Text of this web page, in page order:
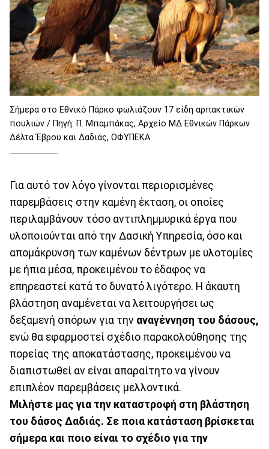
Σήμερα στο Εθνικό Πάρκο φωλιάζουν 17 είδη αρπακτικών
πουλιών / Πηγή: Π. Μπαμπάκας, Αρχείο ΜΔ Εθνικών Πάρκων
Δέλτα Έβρου και Δαδιάς, ΟΦΥΠΕΚΑ
Για αυτό τον λόγο γίνονται περιορισμένες
παρεμβάσεις στην καμένη έκταση, οι οποίες
περιλαμβάνουν τόσο αντιπλημμυρικά έργα που
υλοποιούνται από την Δασική Υπηρεσία, όσο και
απομάκρυνση των καμένων δέντρων με υλοτομίες
με ήπια μέσα, προκειμένου το έδαφος να
επηρεαστεί κατά το δυνατό λιγότερο. Η άκαυτη
βλάστηση αναμένεται να λειτουργήσει ως
δεξαμενή σπόρων για την αναγέννηση του δάσους,
ενώ θα εφαρμοστεί σχέδιο παρακολούθησης της
πορείας της αποκατάστασης, προκειμένου να
διαπιστωθεί αν είναι απαραίτητο να γίνουν
επιπλέον παρεμβάσεις μελλοντικά.
Μιλήστε μας για την καταστροφή στη βλάστηση
του δάσος Δαδιάς. Σε ποια κατάσταση βρίσκεται
σήμερα και ποιο είναι το σχέδιο για την